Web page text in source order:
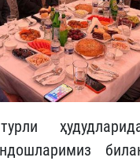
турли